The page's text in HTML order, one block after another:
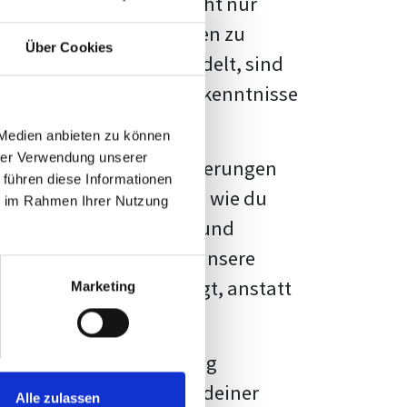
Über Cookies
anbieten zu können
Verwendung unserer
diese Informationen
Rahmen Ihrer Nutzung
Marketing
Alle zulassen
Fakten und Quellen zu
handelt, sind
und Erkenntnisse
vor diesen Herausforderungen
kannst, sondern auch, wie du
Formatierung und
Erwartungen, und unsere
Vorlage zeigt, anstatt
große Herausforderung
wird die Formatierung deiner